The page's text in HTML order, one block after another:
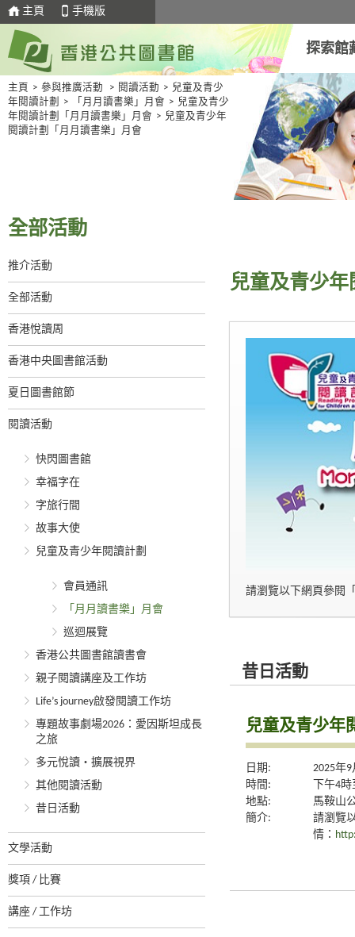
主頁 手機版
探索館
主頁 > 參與推廣活動 > 閱讀活動 > 兒童及青少
年閱讀計劃
> 「月月讀書樂」月會 > 兒童及青少
年閱讀計劃「月月讀書樂」月會 > 兒童及青少年
閱讀計劃「月月讀書樂」月會
全部活動
推介活動
全部活動
香港悅讀周
香港中央圖書館活動
夏日圖書館節
閱讀活動
快閃圖書館
幸福字在
字旅行間
故事大使
兒童及青少年閱讀計劃
會員通訊
「月月讀書樂」月會
巡迴展覽
香港公共圖書館讀書會
親子閱讀講座及工作坊
Life’s journey啟發閱讀工作坊
專題故事劇場2026：愛因斯坦成長
之旅
多元悅讀‧擴展視界
其他閱讀活動
昔日活動
文學活動
獎項 / 比賽
講座 / 工作坊
兒童及青少
請瀏覽以下網頁參閱
昔日活動
兒童及青少年
日期:
2025年
時間:
下午4
地點:
馬鞍山
簡介:
請瀏覽
情：